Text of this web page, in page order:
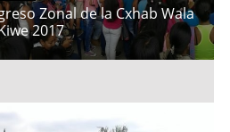
Zonal de la Cxhab Wala
2017